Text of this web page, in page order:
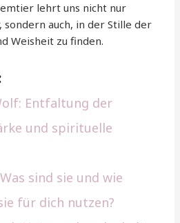
lehrt uns nicht nur
sondern auch, in der Stille der
Weisheit zu finden.
Entfaltung der
und spirituelle
sind sie und wie
für dich nutzen?